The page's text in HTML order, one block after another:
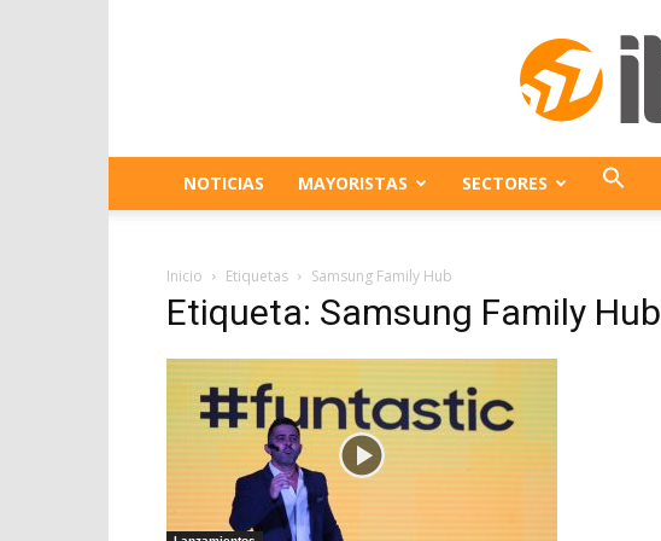
NOTICIAS MAYORISTAS SECTORES
Inicio Etiquetas Samsung Family Hub
Etiqueta: Samsung Family Hub